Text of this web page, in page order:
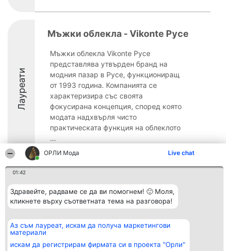
ОРЛИ Мода Live chat
01:42
Здравейте, радваме се да ви помогнем! 🙂 Моля,
кликнете върху съответната тема на разговора!
Аз съм лауреат, искам да получа маркетингови
материали
искам да регистрирам фирмата си в проекта "Орли"
Лауреати
Мъжки облекла - Vikonte Русе
Мъжки облекла Vikonte Русе
представлява утвърден бранд на
модния пазар в Русе, функциониращ
от 1993 година. Компанията се
характеризира със своята
фокусирана концепция, според която
модата надхвърля чисто
практическата функция на облеклото
...
9.2
Организатор на
класиране
Beautiful Company S.R.L.
Sus Nr. 2, Bl. A30, Sc. A, Et.
4, Ap. 13
București 53-238
CUI 36737675
Класация
Победители
Списък на
победители
Правила
Политика за
Контакти
Контакти